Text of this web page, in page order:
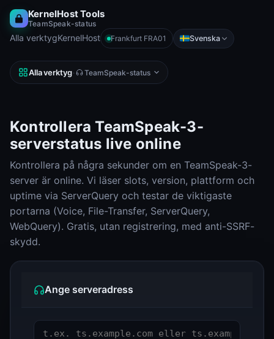
KernelHost Tools
TeamSpeak-status
Alla verktygKernelHost Frankfurt FRA01 Svenska
Alla verktyg· TeamSpeak-status
Kontrollera TeamSpeak-3-
serverstatus live online
Kontrollera på några sekunder om en TeamSpeak-3-
server är online. Vi läser slots, version, plattform och
uptime via ServerQuery och testar de viktigaste
portarna (Voice, File-Transfer, ServerQuery,
WebQuery). Gratis, utan registrering, med anti-SSRF-
skydd.
Ange serveradress